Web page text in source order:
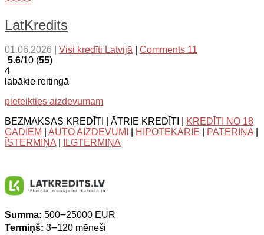
LatKredits
01.06.2026 Visi kredīti Latvijā
Comments 11
5.6/10 (55)
4
labākie reitingā
pieteikties aizdevumam
BEZMAKSAS KREDĪTI | ĀTRIE KREDĪTI |
KREDĪTI NO 18
GADIEM
AUTO AIZDEVUMI HIPOTEKĀRIE PATĒRIŅA|
ĪSTERMIŅA| ILGTERMIŅA
Summa: 500౼25000 EUR
Termiņš: 3౼120 mēneši